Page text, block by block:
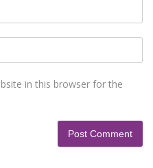
in this browser for the